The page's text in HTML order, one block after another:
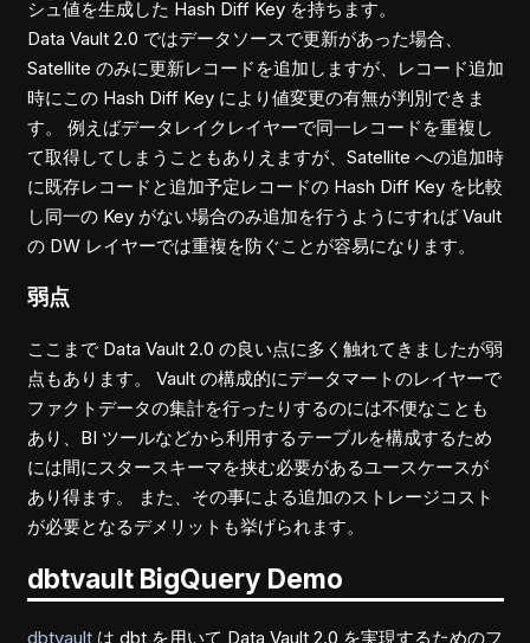
シュ値を生成した Hash Diff Key を持ちます。
Data Vault 2.0 ではデータソースで更新があった場合、
Satellite のみに更新レコードを追加しますが、レコード追加
時にこの Hash Diff Key により値変更の有無が判別できま
す。 例えばデータレイクレイヤーで同一レコードを重複し
て取得してしまうこともありえますが、Satellite への追加時
に既存レコードと追加予定レコードの Hash Diff Key を比較
し同一の Key がない場合のみ追加を行うようにすれば Vault
の DW レイヤーでは重複を防ぐことが容易になります。
弱点
ここまで Data Vault 2.0 の良い点に多く触れてきましたが弱
点もあります。 Vault の構成的にデータマートのレイヤーで
ファクトデータの集計を行ったりするのには不便なことも
あり、BI ツールなどから利用するテーブルを構成するため
には間にスタースキーマを挟む必要があるユースケースが
あり得ます。 また、その事による追加のストレージコスト
が必要となるデメリットも挙げられます。
dbtvault BigQuery Demo
dbtvaultは dbt を用いて Data Vault 2.0 を実現するためのフ